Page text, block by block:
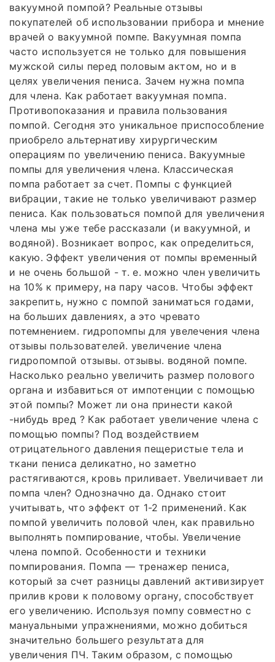
вакуумной помпой? Реальные отзывы
покупателей об использовании прибора и мнение
врачей о вакуумной помпе. Вакуумная помпа
часто используется не только для повышения
мужской силы перед половым актом, но и в
целях увеличения пениса. Зачем нужна помпа
для члена. Как работает вакуумная помпа.
Противопоказания и правила пользования
помпой. Сегодня это уникальное приспособление
приобрело альтернативу хирургическим
операциям по увеличению пениса. Вакуумные
помпы для увеличения члена. Классическая
помпа работает за счет. Помпы с функцией
вибрации, такие не только увеличивают размер
пениса. Как пользоваться помпой для увеличения
члена мы уже тебе рассказали (и вакуумной, и
водяной). Возникает вопрос, как определиться,
какую. Эффект увеличения от помпы временный
и не очень большой - т. е. можно член увеличить
на 10% к примеру, на пару часов. Чтобы эффект
закрепить, нужно с помпой заниматься годами,
на больших давлениях, а это чревато
потемнением. гидропомпы для увелечения члена
отзывы пользователей. увеличение члена
гидропомпой отзывы. отзывы. водяной помпе.
Насколько реально увеличить размер полового
органа и избавиться от импотенции с помощью
этой помпы? Может ли она принести какой
-нибудь вред ? Как работает увеличение члена с
помощью помпы? Под воздействием
отрицательного давления пещеристые тела и
ткани пениса деликатно, но заметно
растягиваются, кровь приливает. Увеличивает ли
помпа член? Однозначно да. Однако стоит
учитывать, что эффект от 1-2 применений. Как
помпой увеличить половой член, как правильно
выполнять помпирование, чтобы. Увеличение
члена помпой. Особенности и техники
помпирования. Помпа — тренажер пениса,
который за счет разницы давлений активизирует
прилив крови к половому органу, способствует
его увеличению. Используя помпу совместно с
мануальными упражнениями, можно добиться
значительно большего результата для
увеличения ПЧ. Таким образом, с помощью